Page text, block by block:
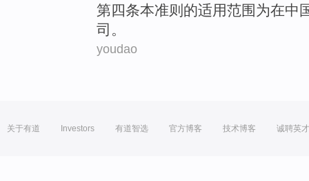
第四条本准则 的适用范围为在中
司 。
youdao
关于有道 Investors 有道智选 官方博客 技术博客 诚聘英才